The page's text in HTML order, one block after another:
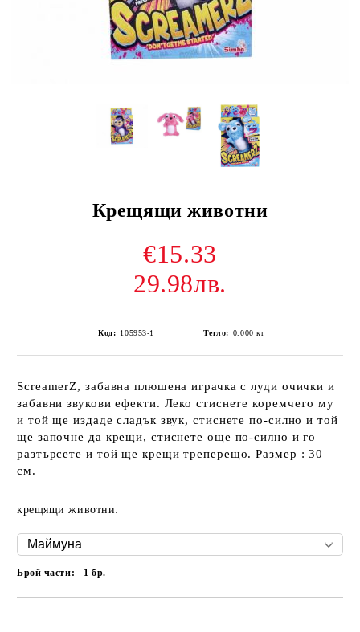
Крещящи животни
€15.33
29.98лв.
Код: 105953-1 Тегло: 0.000 кг
ScreamerZ, забавна плюшена играчка с луди очички и
забавни звукови ефекти. Леко стиснете коремчето му
и той ще издаде сладък звук, стиснете по-силно и той
ще започне да крещи, стиснете още по-силно и го
разтърсете и той ще крещи треперещо. Размер : 30
см.
крещящи животни:
Брой части: 1бр.